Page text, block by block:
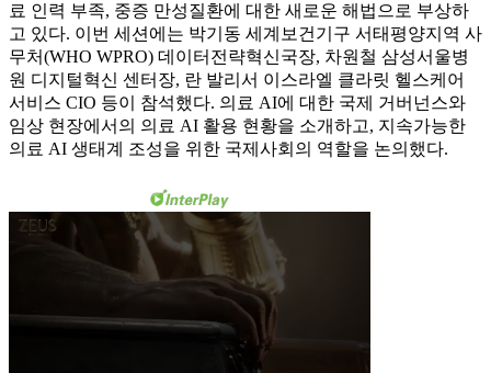
료 인력 부족, 중증 만성질환에 대한 새로운 해법으로 부상하
고 있다. 이번 세션에는 박기동 세계보건기구 서태평양지역 사
무처(WHO WPRO) 데이터전략혁신국장, 차원철 삼성서울병
원 디지털혁신 센터장, 란 발리서 이스라엘 클라릿 헬스케어
서비스 CIO 등이 참석했다. 의료 AI에 대한 국제 거버넌스와
임상 현장에서의 의료 AI 활용 현황을 소개하고, 지속가능한
의료 AI 생태계 조성을 위한 국제사회의 역할을 논의했다.